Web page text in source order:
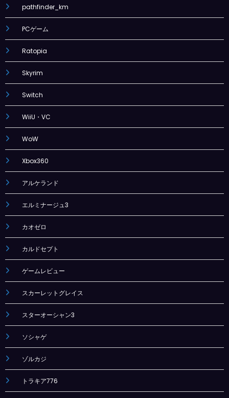
pathfinder_km
PCゲーム
Ratopia
Skyrim
Switch
WiiU・VC
WoW
Xbox360
アルケランド
エルミナージュ3
カオゼロ
カルドセプト
ゲームレビュー
スカーレットグレイス
スターオーシャン3
ソシャゲ
ゾルカジ
トラキア776